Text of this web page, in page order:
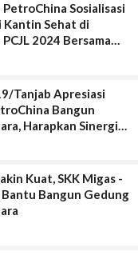
PetroChina Sosialisasi
Kantin Sehat di
2024 Bersama
Tanjab Apresiasi
Bangun
Harapkan Sinergi
Kuat, SKK Migas -
Bangun Gedung